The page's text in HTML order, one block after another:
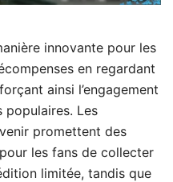
innovante pour les
en regardant
ainsi l’engagement
populaires. Les
promettent des
les fans de collecter
limitée, tandis que